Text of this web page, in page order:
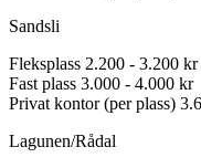
Sandsli
Fleksplass 2.200 - 3.200 kr
Fast plass 3.000 - 4.000 kr
Privat kontor (per plass)
Lagunen/Rådal